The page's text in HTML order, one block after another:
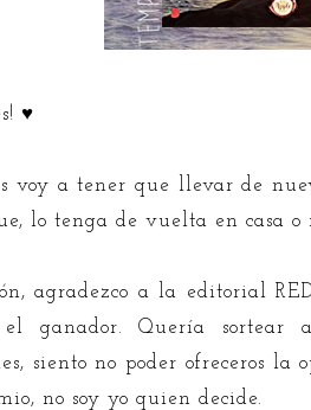
♥
voy a tener que llevar de
lo tenga de vuelta en casa
agradezco a la editorial
el ganador. Quería
siento no poder ofreceros
no soy yo quien decide.